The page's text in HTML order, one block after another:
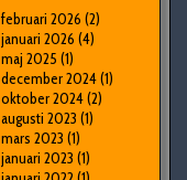
februari 2026 (2)
januari 2026 (4)
maj 2025 (1)
december 2024(1)
oktober 2024(2)
augusti 2023 (1)
mars 2023 (1)
januari 2023 (1)